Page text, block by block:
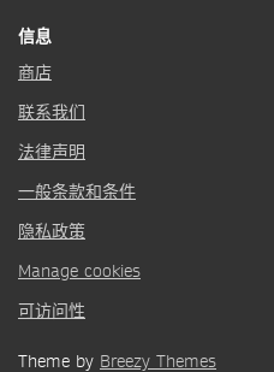
信息
商店
联系我们
法律声明
一般条款和条件
隐私政策
Manage cookies
可访问性
Theme by Breezy Themes